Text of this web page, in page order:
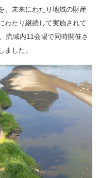
、未来にわたり地域の財産
わたり継続して実施されて
流域内11会場で同時開催さ
ました。